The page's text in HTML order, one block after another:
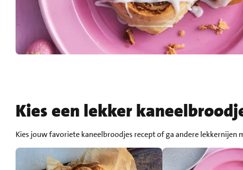
Kies een lekker
Kies jouw favoriete kaneelbroodjes recept of ga andere